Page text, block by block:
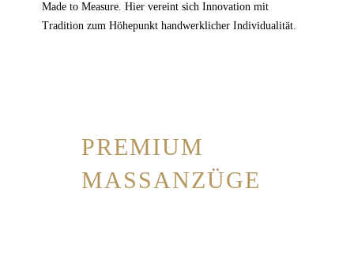
Made to Measure. Hier vereint sich Innovation mit
Tradition zum Höhepunkt handwerklicher Individualität.
PREMIUM
MASSANZÜGE